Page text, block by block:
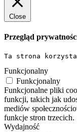
Close
Przegląd
Ta strona
Funkcjonalny
Funkcjonalny
Funkcjonalne pliki
funkcji, takich jak
mediów
funkcje stron trzecich.
Wydajność